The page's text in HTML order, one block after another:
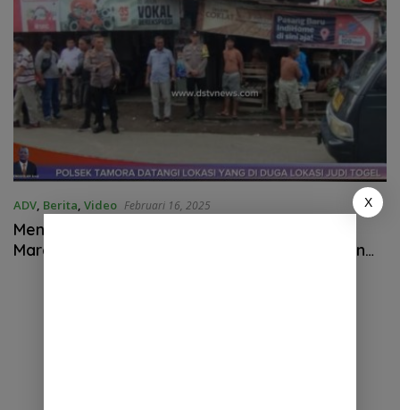
ADV, Berita, Video Februari 16, 2025
Mendapat Informasi Dari Masyarakat Terkait
Maraknya Togel,Polsek Tamora Langsuk Turun
X